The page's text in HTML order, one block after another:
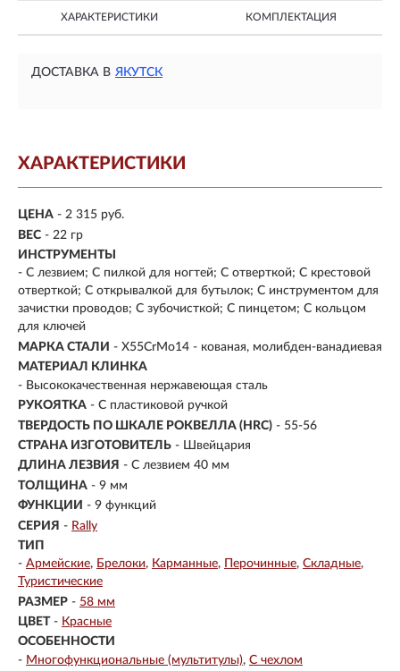
ХАРАКТЕРИСТИКИ КОМПЛЕКТАЦИЯ
ДОСТАВКА В ЯКУТСК
ХАРАКТЕРИСТИКИ
ЦЕНА - 2 315 руб.
ВЕС - 22 гр
ИНСТРУМЕНТЫ
- С лезвием; С пилкой для ногтей; С отверткой; С крестовой
отверткой; С открывалкой для бутылок; С инструментом для
зачистки проводов; С зубочисткой; С пинцетом; С кольцом
для ключей
МАРКА СТАЛИ - X55CrMo14 - кованая, молибден-ванадиевая
МАТЕРИАЛ КЛИНКА
- Высококачественная нержавеющая сталь
РУКОЯТКА - С пластиковой ручкой
ТВЕРДОСТЬ ПО ШКАЛЕ РОКВЕЛЛА (HRC) - 55-56
СТРАНА ИЗГОТОВИТЕЛЬ - Швейцария
ДЛИНА ЛЕЗВИЯ - С лезвием 40 мм
ТОЛЩИНА - 9 мм
ФУНКЦИИ - 9 функций
СЕРИЯ - Rally
ТИП
- Армейские Брелоки Карманные Перочинные Складные
Туристические
РАЗМЕР - 58 мм
ЦВЕТ - Красные
ОСОБЕННОСТИ
- Многофункциональные (мультитулы) С чехлом